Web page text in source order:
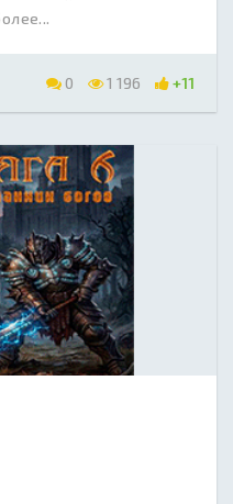
0 1 196 +11